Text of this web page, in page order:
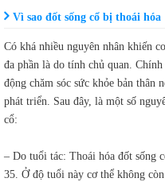
Vì sao đốt sống cổ bị thoái hóa
Có khá nhiều nguyên nhân khiến
đa phần là do tính chủ quan.
động chăm sóc sức khỏe bản thân
phát triển. Sau đây, là một số
cổ:
– Do tuổi tác: Thoái hóa đốt sống
35. Ở độ tuổi này cơ thể không